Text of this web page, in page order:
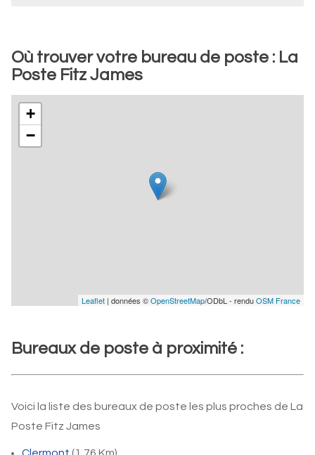
Où trouver votre bureau de poste : La
Poste Fitz James
+
−
Leaflet | données ©OpenStreetMap/ODbL - renduOSM France
Bureaux de poste à proximité :
Voici la liste des bureaux de poste les plus proches de La
Poste Fitz James